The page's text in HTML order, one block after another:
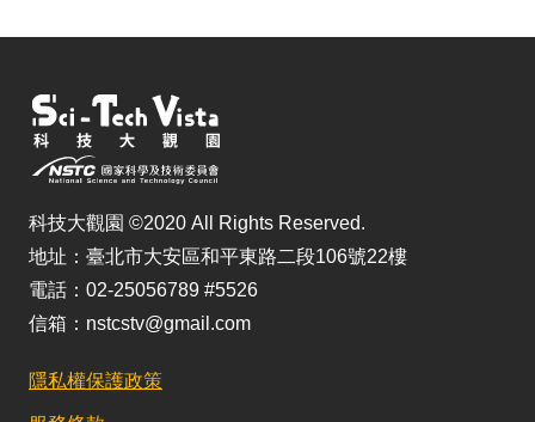
科技大觀園 ©2020 All Rights Reserved.
地址：臺北市大安區和平東路二段106號22樓
電話：02-25056789 #5526
信箱：nstcstv@gmail.com
隱私權保護政策